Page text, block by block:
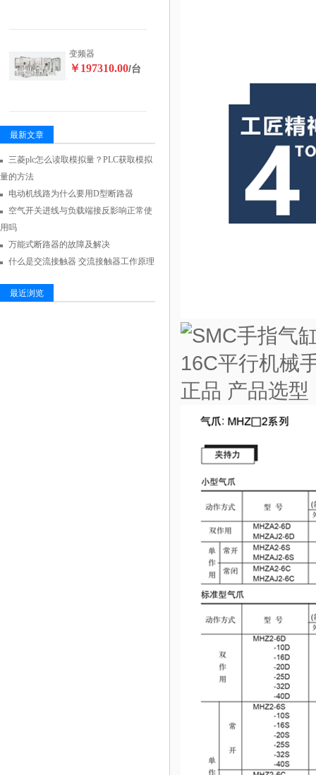
变频器
￥197310.00/台
最新文章
三菱plc怎么读取模拟量？PLC获取模拟
量的方法
电动机线路为什么要用D型断路器
空气开关进线与负载端接反影响正常使
用吗
万能式断路器的故障及解决
什么是交流接触器 交流接触器工作原理
最近浏览